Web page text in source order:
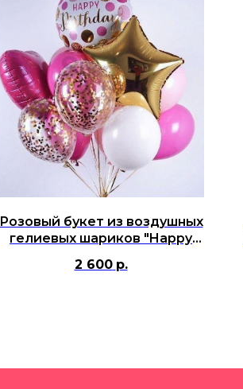
Розовый букет из воздушных
гелиевых шариков "Happy
2 600 р.